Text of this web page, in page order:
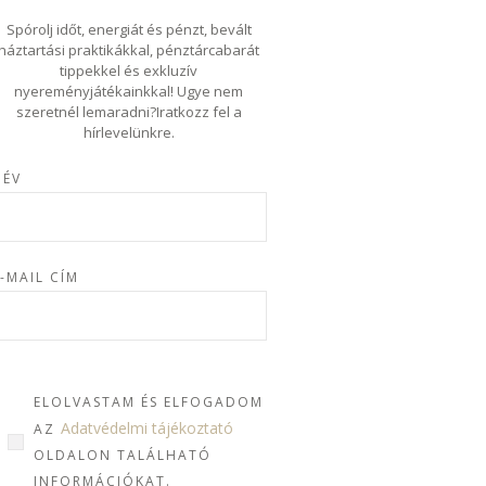
Spórolj időt, energiát és pénzt, bevált
praktikákkal, pénztárcabarát
tippekkel és exkluzív
nyereményjátékainkkal! Ugye nem
szeretnél lemaradni?Iratkozz fel a
hírlevelünkre.
MAIL CÍM
ELOLVASTAM ÉS ELFOGADOM
AZ Adatvédelmi tájékoztató
OLDALON TALÁLHATÓ
INFORMÁCIÓKAT.